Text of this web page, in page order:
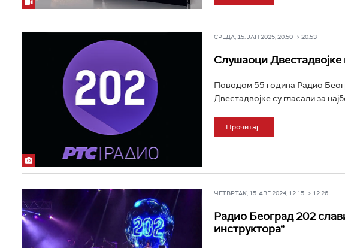
СРЕДА, 15. ЈАН 2025, 20:50 -> 20:53
Слушаоци Двестадвојке
Поводом 55 година Радио
Двестадвојке су гласали за
Прочитај
ЧЕТВРТАК, 15. АВГ 2024, 12:15 -> 12:26
Радио Београд 202
инструктора“